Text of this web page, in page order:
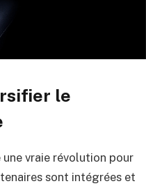
le
vraie révolution pour
sont intégrées et